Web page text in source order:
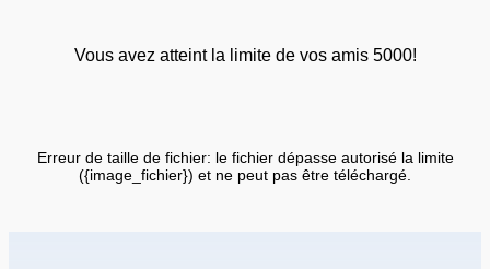
Vous avez atteint la limite de vos amis 5000!
Erreur de taille de fichier: le fichier dépasse autorisé la limite
({image_fichier}) et ne peut pas être téléchargé.